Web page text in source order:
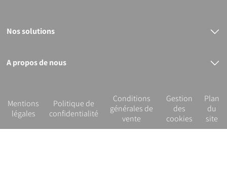
Nos solutions
Bout à bout
A propos de nous
Notre démarche RSE
Mentions
légales
Politique de
confidentialité
Conditions
générales de
vente
Gestion
des
cookies
Plan
du
site